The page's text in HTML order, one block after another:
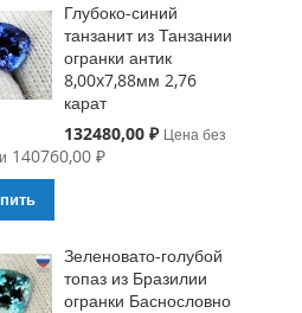
Глубоко-синий
танзанит из Танзании
огранки антик
8,00x7,88мм 2,76
карат
Special
Price
132480,00 ₽ Цена без
140760,00 ₽
Зеленовато-голубой
топаз из Бразилии
огранки Баснословно